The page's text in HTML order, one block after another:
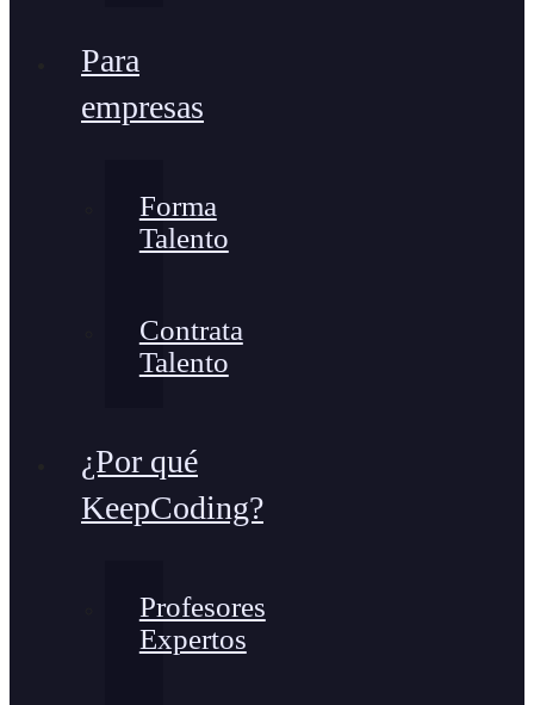
Para
empresas
Forma
Talento
Contrata
Talento
¿Por qué
KeepCoding?
Profesores
Expertos